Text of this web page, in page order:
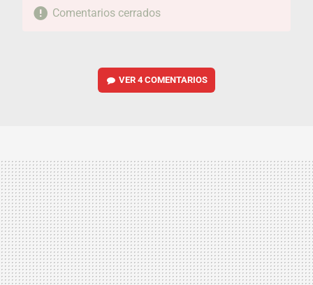
Comentarios cerrados
VER4 COMENTARIOS